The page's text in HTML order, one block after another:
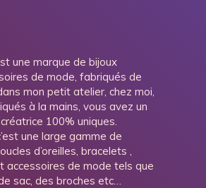
une marque de bijoux
de mode, fabriqués de
mon petit atelier, chez moi,
à la mains, vous avez un
100% uniques.
une large gamme de
d’oreilles, bracelets ,
accessoires de mode tels que
sac, des broches etc…